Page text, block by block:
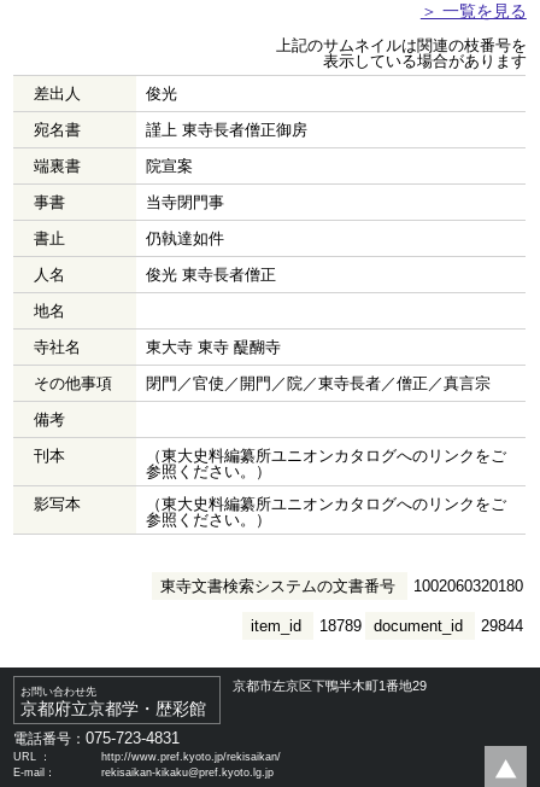
＞ 一覧を見る
上記のサムネイルは関連の枝番号を
表示している場合があります
差出人
俊光
宛名書
謹上 東寺長者僧正御房
端裏書
院宣案
事書
当寺閉門事
書止
仍執達如件
人名
俊光 東寺長者僧正
地名
寺社名
東大寺 東寺 醍醐寺
その他事項
閉門／官使／開門／院／東寺長者／僧正／真言宗
備考
刊本
（東大史料編纂所ユニオンカタログへのリンクをご
参照ください。）
影写本
（東大史料編纂所ユニオンカタログへのリンクをご
参照ください。）
東寺文書検索システムの文書番号 1002060320180
document_id 29844
item_id 18789
お問い合わせ先
京都府立京都学・歴彩館
京都市左京区下鴨半木町1番地29
電話番号：075-723-4831
URL ：
http://www.pref.kyoto.jp/rekisaikan/
E-mail：
rekisaikan-kikaku@pref.kyoto.lg.jp